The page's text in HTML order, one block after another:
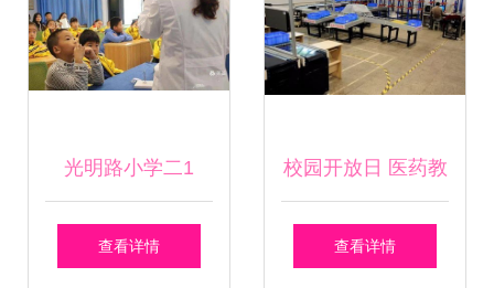
光明路小学二1
班“我是眼科小医
查看详情
校园开放日 医药教
学器材展开启健康
查看详情